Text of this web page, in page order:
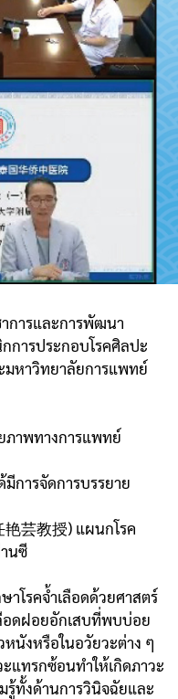
การและการพัฒนา
การประกอบโรคศิลปะ
มหาวิทยาลัยการแพทย์
ภาพทางการแพทย์
การจัดการบรรยาย
艳芸教授) แผนกโรค
นซี
โรคจ้ำเลือดด้วยศาสตร์
อดฝอยอักเสบที่พบบ่อย
หนังหรือในอวัยวะต่าง ๆ
แทรกซ้อนทำให้เกิดภาวะ
รู้ทั้งด้านการวินิจฉัยและ